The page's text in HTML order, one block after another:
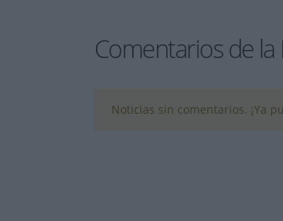
Comentarios de la
Noticias sin comentarios. ¡Ya